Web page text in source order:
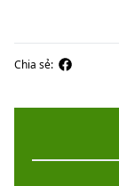
Chia sẻ: